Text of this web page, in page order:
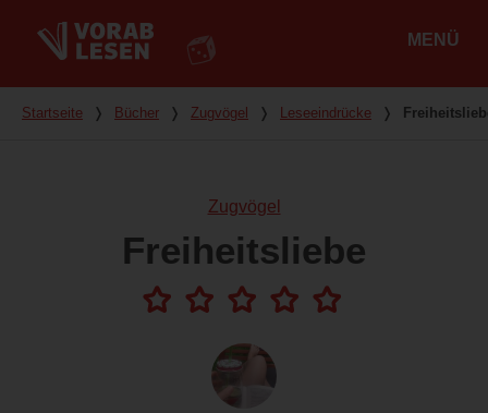
MENÜ
Du bist hier
Startseite ❭ Bücher ❭ Zugvögel ❭ Leseeindrücke ❭
Zugvögel
Freiheitsliebe